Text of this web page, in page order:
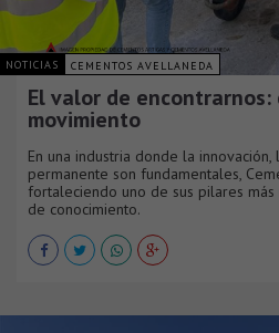
NOTICIAS CEMENTOS AVELLANEDA
El valor de
movimiento
En una industria donde la
permanente son fundamentales,
fortaleciendo uno de sus pilares
de conocimiento.